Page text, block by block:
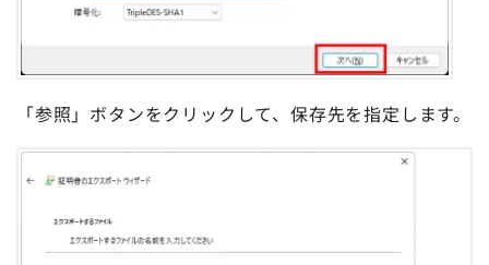
「参照」ボタンをクリックして、保存先を指定します。